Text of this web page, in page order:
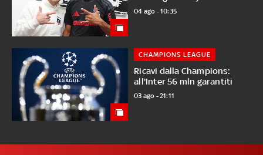
04 ago - 10:35
Ricavi dalla Champions:
all'Inter 56 mln garantiti
CHAMPIONS LEAGUE
03 ago - 21:11